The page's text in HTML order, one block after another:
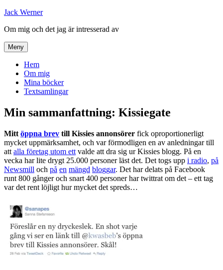
Hoppa
innehåll
Jack Werner
Om mig och det jag är intresserad av
Meny
Hem
Om mig
Mina böcker
Textsamlingar
Min sammanfattning: Kissiegate
Mitt öppna brev till Kissies annonsörer fick oproportionerligt
mycket uppmärksamhet, och var förmodligen en av anledningar till
att alla företag utom ett valde att dra sig ur Kissies blogg. På en
vecka har lite drygt 25.000 personer läst det. Det togs upp i radio, på
Newsmill och på en mängd bloggar. Det har delats på Facebook
runt 800 gånger och snart 400 personer har twittrat om det – ett tag
var det rent löjligt hur mycket det spreds…